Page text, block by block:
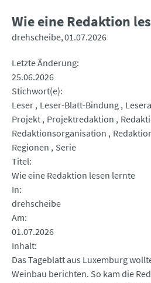
Wie eine Redaktion
drehscheibe 01.07.2026
Letzte Änderung
25.06.2026
Stichwort(e)
Leser Leser-Blatt-Bindung
Projekt Projektredaktion
Redaktionsorganisation
Regionen
Serie
Titel
Wie eine Redaktion lesen lernte
In
drehscheibe
Am
01.07.2026
Inhalt
Das Tageblatt aus Luxemburg
Weinbau berichten. So kam die